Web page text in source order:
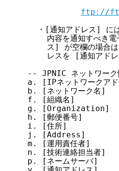
ftp://
・[通知アドレス] に
内容を通知すべき電
ス] が空欄の場合
レスを [通知アドレ
-- JPNIC ネット
a. [IPネットワークア
b. [ネットワーク名
f. [組織名]
g. [Organization]
h. [郵便番号]
i. [住所]
j. [Address]
m. [運用責任者]
n. [技術連絡担当
p. [ネームサーバ]